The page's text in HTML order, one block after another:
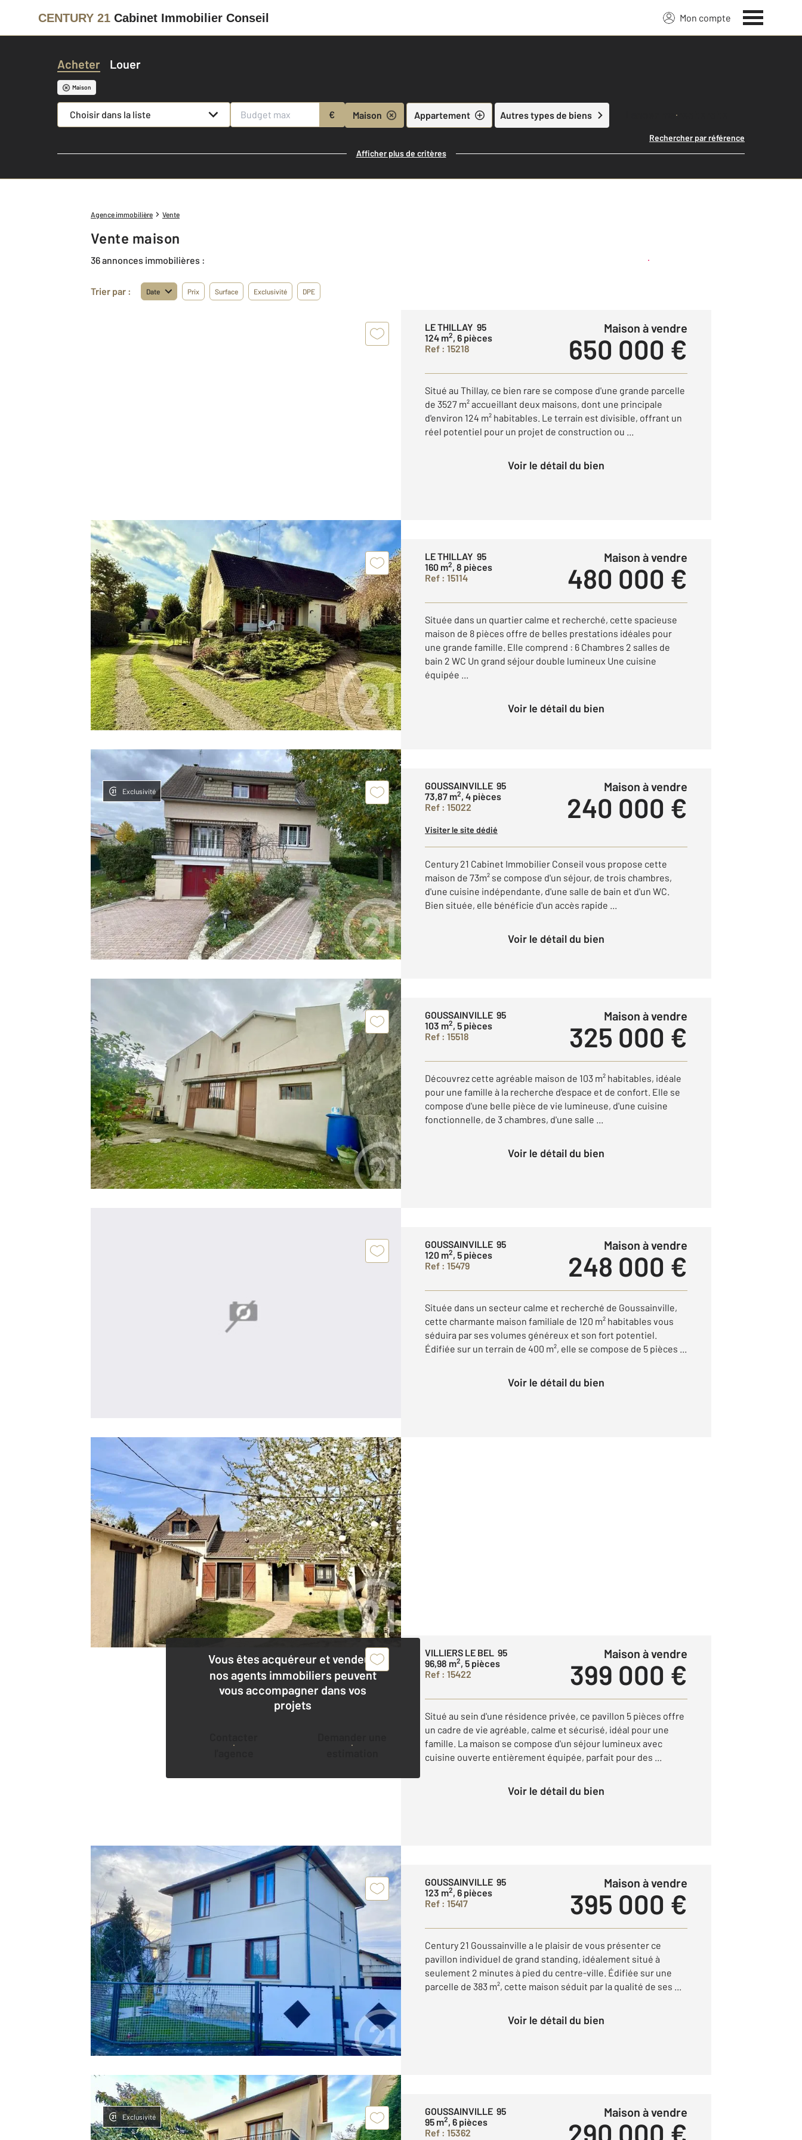
CENTURY 21 Cabinet Immobilier Conseil Mon compte
Acheter Louer
Maison
Choisir dans la liste € Maison Appartement Autres types de biens Lancer ma recherche
Rechercher par référence
Afficher plus de critères
Agence immobilière Vente
Vente maison
36 annonces immobilières : Créer une alerte
Trier par : Date Prix Surface Exclusivité DPE
LE THILLAY 95
124 m2, 6 pièces
Ref : 15218
Maison à vendre
650 000 €
Situé au Thillay, ce bien rare se compose d'une grande parcelle
de 3527 m² accueillant deux maisons, dont une principale
d'environ 124 m² habitables. Le terrain est divisible, offrant un
réel potentiel pour un projet de construction ou ...
Voir le détail du bien
LE THILLAY 95
160 m2, 8 pièces
Ref : 15114
Maison à vendre
480 000 €
Située dans un quartier calme et recherché, cette spacieuse
maison de 8 pièces offre de belles prestations idéales pour
une grande famille. Elle comprend : 6 Chambres 2 salles de
bain 2 WC Un grand séjour double lumineux Une cuisine
équipée ...
Voir le détail du bien
Exclusivité
GOUSSAINVILLE 95
73,87 m2, 4 pièces
Ref : 15022
Maison à vendre
240 000 €
Visiter le site dédié
Century 21 Cabinet Immobilier Conseil vous propose cette
maison de 73m² se compose d'un séjour, de trois chambres,
d'une cuisine indépendante, d'une salle de bain et d'un WC.
Bien située, elle bénéficie d'un accès rapide ...
Voir le détail du bien
GOUSSAINVILLE 95
103 m2, 5 pièces
Ref : 15518
Maison à vendre
325 000 €
Découvrez cette agréable maison de 103 m² habitables, idéale
pour une famille à la recherche d'espace et de confort. Elle se
compose d'une belle pièce de vie lumineuse, d'une cuisine
fonctionnelle, de 3 chambres, d'une salle ...
Voir le détail du bien
GOUSSAINVILLE 95
120 m2, 5 pièces
Ref : 15479
Maison à vendre
248 000 €
Située dans un secteur calme et recherché de Goussainville,
cette charmante maison familiale de 120 m² habitables vous
séduira par ses volumes généreux et son fort potentiel.
Édifiée sur un terrain de 400 m², elle se compose de 5 pièces ...
Voir le détail du bien
Vous êtes acquéreur et vendeur,
nos agents immobiliers peuvent
vous accompagner dans vos
projets
VILLIERS LE BEL 95
96,98 m2, 5 pièces
Ref : 15422
Maison à vendre
399 000 €
Situé au sein d'une résidence privée, ce pavillon 5 pièces offre
un cadre de vie agréable, calme et sécurisé, idéal pour une
famille. La maison se compose d'un séjour lumineux avec
cuisine ouverte entièrement équipée, parfait pour des ...
Voir le détail du bien
GOUSSAINVILLE 95
123 m2, 6 pièces
Ref : 15417
Maison à vendre
395 000 €
Century 21 Goussainville a le plaisir de vous présenter ce
pavillon individuel de grand standing, idéalement situé à
seulement 2 minutes à pied du centre-ville. Édifiée sur une
parcelle de 383 m², cette maison séduit par la qualité de ses ...
Voir le détail du bien
Exclusivité
GOUSSAINVILLE 95
95 m2, 6 pièces
Ref : 15362
Maison à vendre
290 000 €